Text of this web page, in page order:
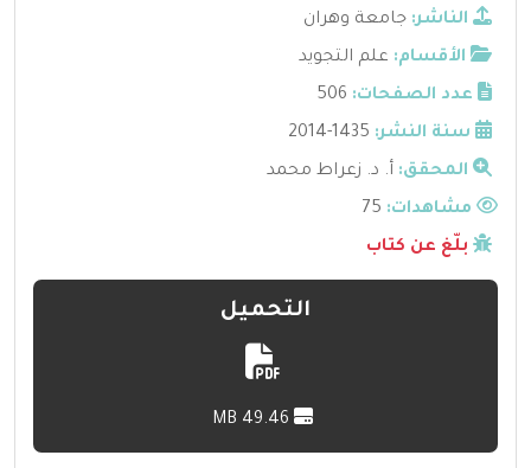
الناشر: جامعة وهران
الأقسام: علم التجويد
عدد الصفحات: 506
سنة النشر: 1435-2014
المحقق: أ. د. زعراط محمد
مشاهدات:
بلّغ عن كتاب
التحميل